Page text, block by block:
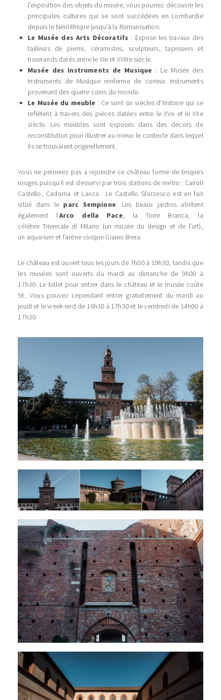
l’exposition des objets du musée, vous pourrez découvrir les
principales cultures qui se sont succédées en Lombardie
depuis le Néolithique jusqu’à la Romanisation.
Le Musée des Arts Décoratifs : Expose les travaux des
tailleurs de pierre, céramistes, sculpteurs, tapissiers et
tisserands datés entre le XIe et XVIIIe siècle.
Musée des Instruments de Musique : Le Musée des
Instruments de Musique renferme de curieux instruments
provenant des quatre coins du monde.
Le Musée du meuble : Ce sont six siècles d’histoire qui se
reflètent à travers des pièces datées entre le XVe et le XXe
siècle. Les meubles sont exposés dans des décors de
reconstitution pour illustrer au mieux le contexte dans lequel
ils se trouvaient originellement.
Vous ne peinerez pas à rejoindre ce château formé de briques
rouges puisqu’il est desservi par trois stations de métro : Cairoli
Castello, Cadorna et Lanza. Le Castello Sforzesco est en fait
situé dans leparc Sempione. Les beaux jardins abritent
également l’Arco della Pace, la Torre Branca, la
célèbre Triennale di Milano (un musée du design et de l’art),
un aquarium et l’arène civique Gianni Brera.
Le château est ouvert tous les jours de 7h00 à 19h30, tandis que
les musées sont ouverts du mardi au dimanche de 9h00 à
17h30. Le billet pour entrer dans le château et le musée coûte
5€. Vous pouvez cependant entrer gratuitement du mardi au
jeudi et le week-end de 16h30 à 17h30 et le vendredi de 14h00 à
17h30.